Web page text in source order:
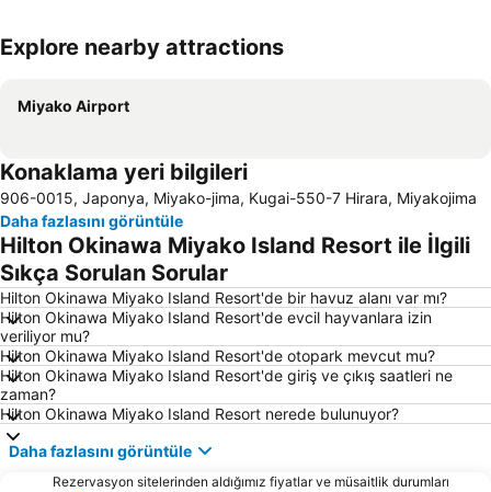
Haritayı genişlet
Explore nearby attractions
Miyako Airport
Konaklama yeri bilgileri
906-0015, Japonya, Miyako-jima, Kugai-550-7 Hirara, Miyakojima
Daha fazlasını görüntüle
Hilton Okinawa Miyako Island Resort ile İlgili
Sıkça Sorulan Sorular
Hilton Okinawa Miyako Island Resort'de bir havuz alanı var mı?
Hilton Okinawa Miyako Island Resort'de evcil hayvanlara izin
veriliyor mu?
Hilton Okinawa Miyako Island Resort'de otopark mevcut mu?
Hilton Okinawa Miyako Island Resort'de giriş ve çıkış saatleri ne
zaman?
Hilton Okinawa Miyako Island Resort nerede bulunuyor?
Daha fazlasını görüntüle
Rezervasyon sitelerinden aldığımız fiyatlar ve müsaitlik durumları